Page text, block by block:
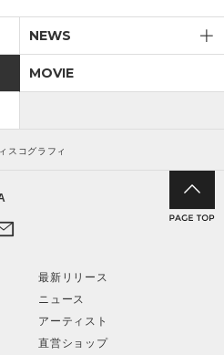
NEWS
MOVIE
スコグラフィ
最新リリース
ニュース
アーティスト
直営ショップ